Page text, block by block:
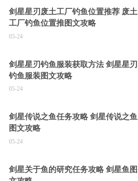
剑星星刃废土工厂钓鱼位置推荐 废土
工厂钓鱼位置推图文攻略
05-24
剑星星刃钓鱼服装获取方法 剑星星刃
钓鱼服装图文攻略
05-24
剑星传说之鱼任务攻略 剑星传说之鱼
图文攻略
05-24
剑星关于鱼的研究任务攻略 剑星鱼图